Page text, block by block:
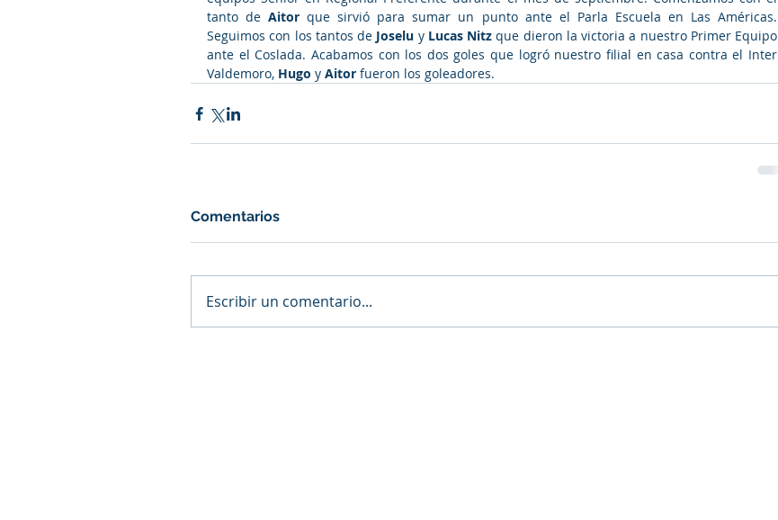
tanto de Aitor que sirvió para sumar un punto ante el Parla Escuela en Las Américas.
Seguimos con los tantos de Joselu y Lucas Nitz que dieron la victoria a nuestro Primer Equipo
ante el Coslada. Acabamos con los dos goles que logró nuestro filial en casa contra el Inter
Valdemoro, Hugo y Aitor fueron los goleadores.
Comentarios
Escribir un comentario...